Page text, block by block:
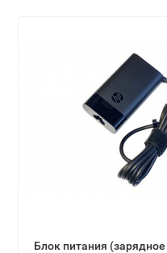
Блок питaния (зарядное